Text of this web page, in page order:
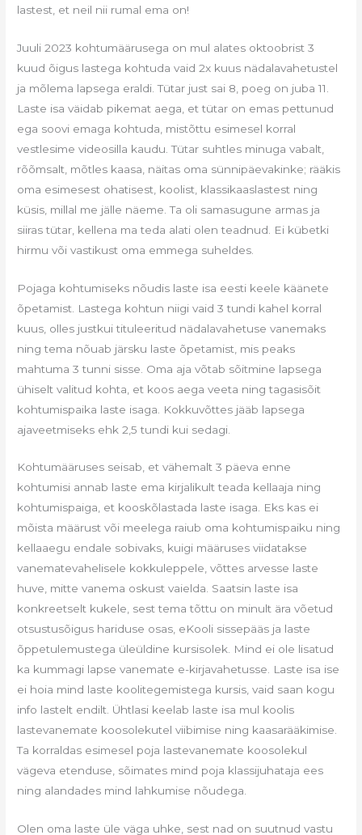
lastest, et neil nii rumal ema on!
Juuli 2023 kohtumäärusega on mul alates oktoobrist 3
kuud õigus lastega kohtuda vaid 2x kuus nädalavahetustel
ja mõlema lapsega eraldi. Tütar just sai 8, poeg on juba 11.
Laste isa väidab pikemat aega, et tütar on emas pettunud
ega soovi emaga kohtuda, mistõttu esimesel korral
vestlesime videosilla kaudu. Tütar suhtles minuga vabalt,
rõõmsalt, mõtles kaasa, näitas oma sünnipäevakinke; rääkis
oma esimesest ohatisest, koolist, klassikaaslastest ning
küsis, millal me jälle näeme. Ta oli samasugune armas ja
siiras tütar, kellena ma teda alati olen teadnud. Ei kübetki
hirmu või vastikust oma emmega suheldes.
Pojaga kohtumiseks nõudis laste isa eesti keele käänete
õpetamist. Lastega kohtun niigi vaid 3 tundi kahel korral
kuus, olles justkui tituleeritud nädalavahetuse vanemaks
ning tema nõuab järsku laste õpetamist, mis peaks
mahtuma 3 tunni sisse. Oma aja võtab sõitmine lapsega
ühiselt valitud kohta, et koos aega veeta ning tagasisõit
kohtumispaika laste isaga. Kokkuvõttes jääb lapsega
ajaveetmiseks ehk 2,5 tundi kui sedagi.
Kohtumääruses seisab, et vähemalt 3 päeva enne
kohtumisi annab laste ema kirjalikult teada kellaaja ning
kohtumispaiga, et kooskõlastada laste isaga. Eks kas ei
mõista määrust või meelega raiub oma kohtumispaiku ning
kellaaegu endale sobivaks, kuigi määruses viidatakse
vanematevahelisele kokkuleppele, võttes arvesse laste
huve, mitte vanema oskust vaielda. Saatsin laste isa
konkreetselt kukele, sest tema tõttu on minult ära võetud
otsustusõigus hariduse osas, eKooli sissepääs ja laste
õppetulemustega üleüldine kursisolek. Mind ei ole lisatud
ka kummagi lapse vanemate e-kirjavahetusse. Laste isa ise
ei hoia mind laste koolitegemistega kursis, vaid saan kogu
info lastelt endilt. Ühtlasi keelab laste isa mul koolis
lastevanemate koosolekutel viibimise ning kaasarääkimise.
Ta korraldas esimesel poja lastevanemate koosolekul
vägeva etenduse, sõimates mind poja klassijuhataja ees
ning alandades mind lahkumise nõudega.
Olen oma laste üle väga uhke, sest nad on suutnud vastu